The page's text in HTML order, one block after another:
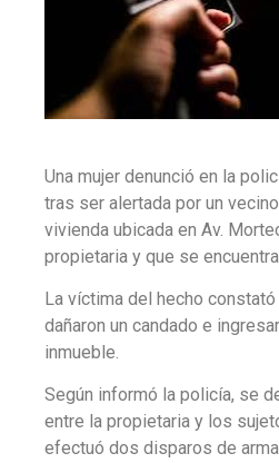
Una mujer denunció en la
tras ser alertada por un
vivienda ubicada en Av.
propietaria y que se
La víctima del hecho
dañaron un candado e
inmueble.
Según informó la policía, se
entre la propietaria y los
efectuó dos disparos de